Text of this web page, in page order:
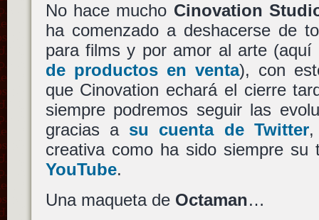
No hace mucho Cinovation
ha comenzado a deshacerse de
para films y por amor al arte (aquí
de productos en venta), con
que Cinovation echará el cierre
siempre podremos seguir las
gracias a su cuenta de Twitter,
creativa como ha sido siempre
YouTube.
Una maqueta de Octaman…